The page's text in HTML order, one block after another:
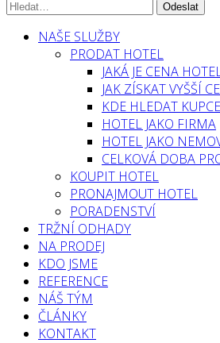
NAŠE SLUŽBY
PRODAT HOTEL
JAKÁ JE CENA
JAK ZÍSKAT VYŠŠÍ
KDE HLEDAT KUPCE
HOTEL JAKO FIRMA
HOTEL JAKO
CELKOVÁ DOBA
KOUPIT HOTEL
PRONAJMOUT HOTEL
PORADENSTVÍ
TRŽNÍ ODHADY
NA PRODEJ
KDO JSME
REFERENCE
NÁŠ TÝM
ČLÁNKY
KONTAKT